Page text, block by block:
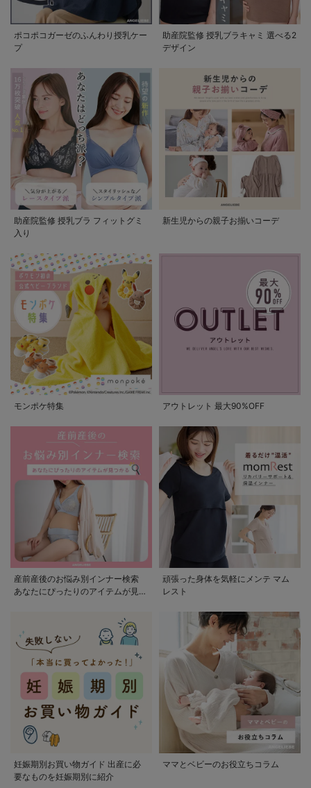
ポコポコガーゼのふんわり授乳ケー
プ
助産院監修 授乳ブラキャミ 選べる2
デザイン
助産院監修 授乳ブラ フィットグミ
入り
新生児からの親子お揃いコーデ
モンポケ特集 アウトレット 最大90%OFF
産前産後のお悩み別インナー検索
あなたにぴったりのアイテムが見つ
頑張った身体を気軽にメンテ マム
レスト
妊娠期別お買い物ガイド 出産に必
要なものを妊娠期別に紹介
ママとベビーのお役立ちコラム